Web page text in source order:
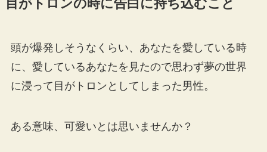
目がトロンの時に告白に持ち込むこと
頭が爆発しそうなくらい、あなたを愛している時
に、愛しているあなたを見たので思わず夢の世界
に浸って目がトロンとしてしまった男性。
ある意味、可愛いとは思いませんか？